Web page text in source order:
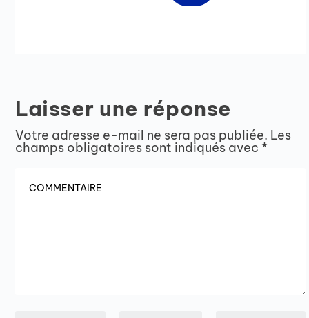
Laisser une réponse
Votre adresse e-mail ne sera pas publiée. Les
champs obligatoires sont indiqués avec *